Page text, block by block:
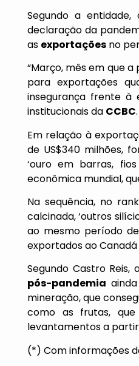
Segundo a
declaração da
as exportações no
“Março, mês em que
para exportações
insegurança frente à
institucionais da CCBC.
Em relação à
de US$340 milhões,
‘ouro em barras,
econômica mundial,
Na sequência, no
calcinada, ‘outros
ao mesmo período
exportados ao
Segundo Castro
pós-pandemia
mineração, que
como as frutas,
levantamentos a partir
(*) Com informações